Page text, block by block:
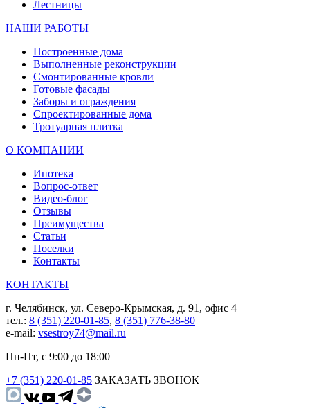
Лестницы
НАШИ РАБОТЫ
Построенные дома
Выполненные реконструкции
Смонтированные кровли
Готовые фасады
Заборы и ограждения
Спроектированные дома
Тротуарная плитка
О КОМПАНИИ
Ипотека
Вопрос-ответ
Видео-блог
Отзывы
Преимущества
Статьи
Поселки
Контакты
КОНТАКТЫ
г. Челябинск, ул. Северо-Крымская, д. 91, офис 4
тел.: 8 (351) 220-01-85, 8 (351) 776-38-80
e-mail: vsestroy74@mail.ru
Пн-Пт, с 9:00 до 18:00
+7 (351) 220-01-85 ЗАКАЗАТЬ ЗВОНОК